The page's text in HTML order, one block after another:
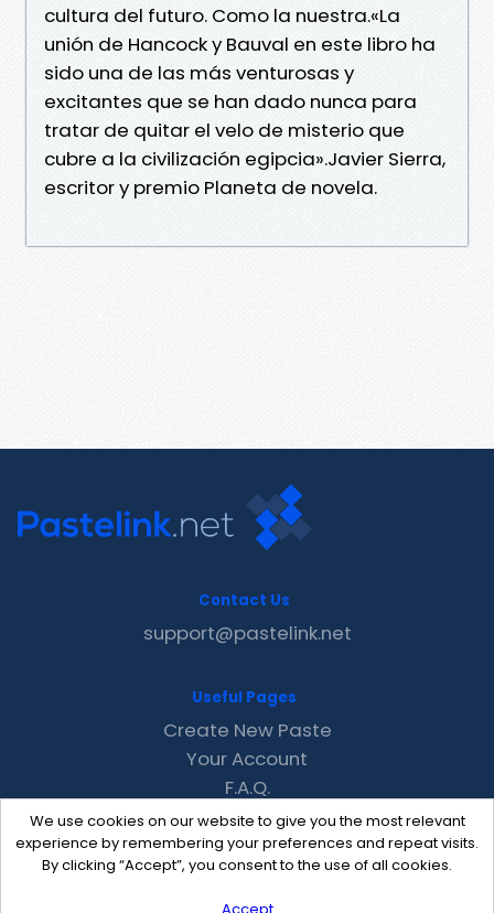
cultura del futuro. Como la nuestra.«La
unión de Hancock y Bauval en este libro ha
sido una de las más venturosas y
excitantes que se han dado nunca para
tratar de quitar el velo de misterio que
cubre a la civilización egipcia».Javier Sierra,
escritor y premio Planeta de novela.
We use cookies on our website to give you the most relevant
experience by remembering your preferences and repeat visits.
By clicking “Accept”, you consent to the use of all cookies.
Contact Us
support@pastelink.net
Useful Pages
Create New Paste
Your Account
F.A.Q.
Recent
Contact